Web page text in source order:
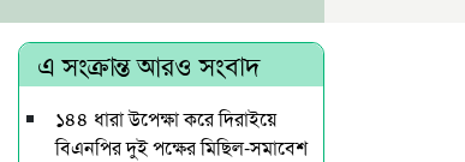
এ সংক্রান্ত আরও সংবাদ
১৪৪ ধারা উপেক্ষা করে দিরাইয়ে
বিএনপির দুই পক্ষের মিছিল-সমাবেশ